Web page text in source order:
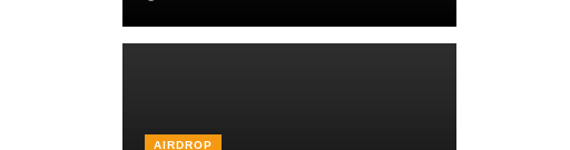
AIRDROP